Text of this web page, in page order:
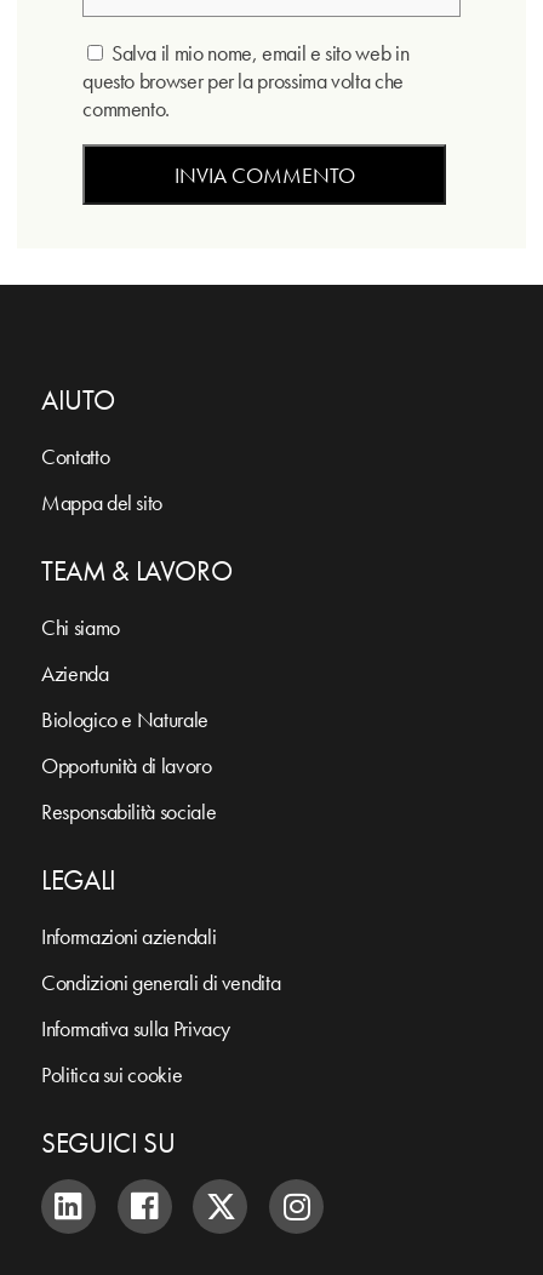
Salva il mio nome, email e sito web in
questo browser per la prossima volta che
commento.
AIUTO
Contatto
Mappa del sito
TEAM & LAVORO
Chi siamo
Azienda
Biologico e Naturale
Opportunità di lavoro
Responsabilità sociale
LEGALI
Informazioni aziendali
Condizioni generali di vendita
Informativa sulla Privacy
Politica sui cookie
SEGUICI SU